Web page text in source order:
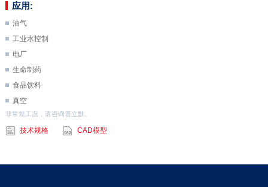
应用:
油气
工业水控制
电厂
生命制药
食品饮料
真空
非常规工况，请咨询普立默。
技术规格 CAD模型